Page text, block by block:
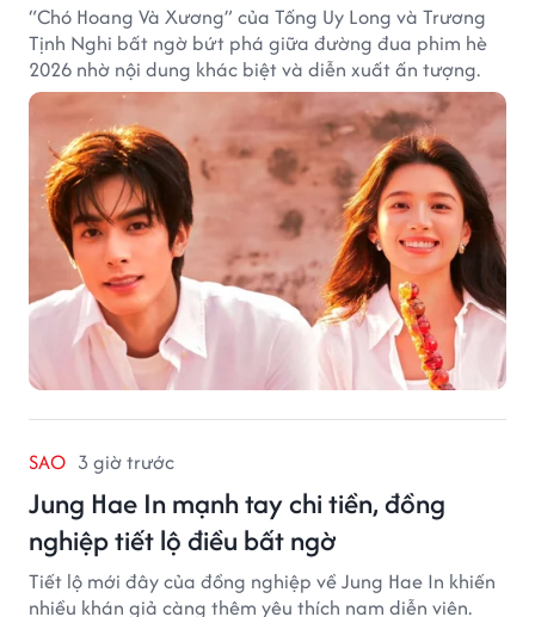
“Chó Hoang Và Xương” của Tống Uy Long và Trương
Tịnh Nghi bất ngờ bứt phá giữa đường đua phim hè
2026 nhờ nội dung khác biệt và diễn xuất ấn tượng.
SAO 3 giờ trước
Jung Hae In mạnh tay chi tiền, đồng
nghiệp tiết lộ điều bất ngờ
Tiết lộ mới đây của đồng nghiệp về Jung Hae In khiến
nhiều khán giả càng thêm yêu thích nam diễn viên.